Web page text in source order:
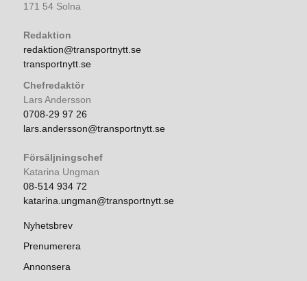
171 54 Solna
Redaktion
redaktion@transportnytt.se
transportnytt.se
Chefredaktör
Lars Andersson
0708-29 97 26
lars.andersson@transportnytt.se
Försäljningschef
Katarina Ungman
08-514 934 72
katarina.ungman@transportnytt.se
Nyhetsbrev
Prenumerera
Annonsera